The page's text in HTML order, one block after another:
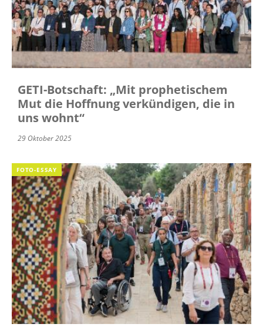
GETI-Botschaft: „Mit prophetischem
Mut die Hoffnung verkündigen, die in
uns wohnt“
29 Oktober 2025
FOTO-ESSAY